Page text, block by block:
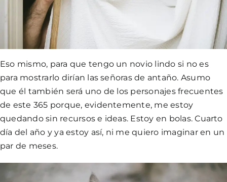
Eso mismo, para que tengo un novio lindo si no es
para mostrarlo dirían las señoras de antaño. Asumo
que él también será uno de los personajes frecuentes
de este 365 porque, evidentemente, me estoy
quedando sin recursos e ideas. Estoy en bolas. Cuarto
día del año y ya estoy así, ni me quiero imaginar en un
par de meses.